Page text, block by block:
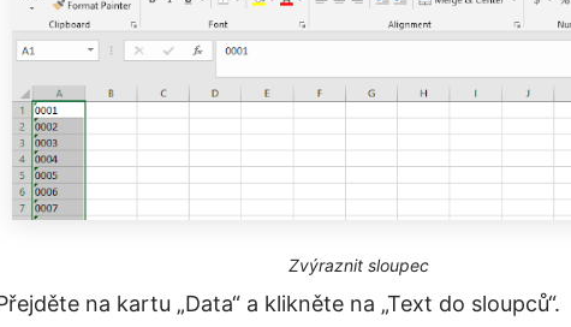
Zvýraznit sloupec
na kartu „Data“ a klikněte na „Text do sloupců“.